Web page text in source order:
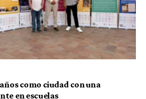
como ciudad con una
en escuelas